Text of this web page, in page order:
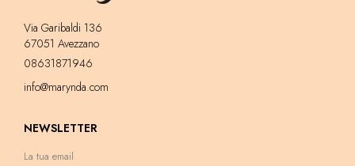
Via Garibaldi 136
67051 Avezzano
08631871946
info@marynda.com
NEWSLETTER